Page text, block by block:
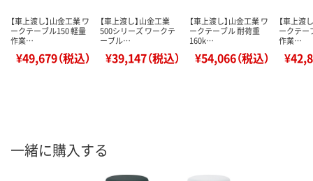
【車上渡し】山金工業 ワ
ークテーブル150 軽量
作業…
¥49,679（税込）
【車上渡し】山金工業
500シリーズ ワークテ
ーブル…
¥39,147（税込）
【車上渡し】山金工業 ワ
ークテーブル 耐荷重
160k…
¥54,066（税込）
【車上渡
ークテー
作業…
一緒に購入する